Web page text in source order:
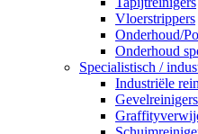
Vloerstrippers
Onderhoud/
Onderhoud
Specialistisch /
Industriële
Gevelreinigers